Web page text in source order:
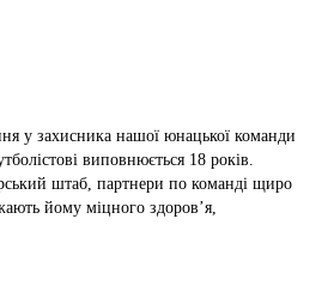
у захисника нашої юнацької команди
виповнюється 18 років.
штаб, партнери по команді щиро
йому міцного здоров’я,